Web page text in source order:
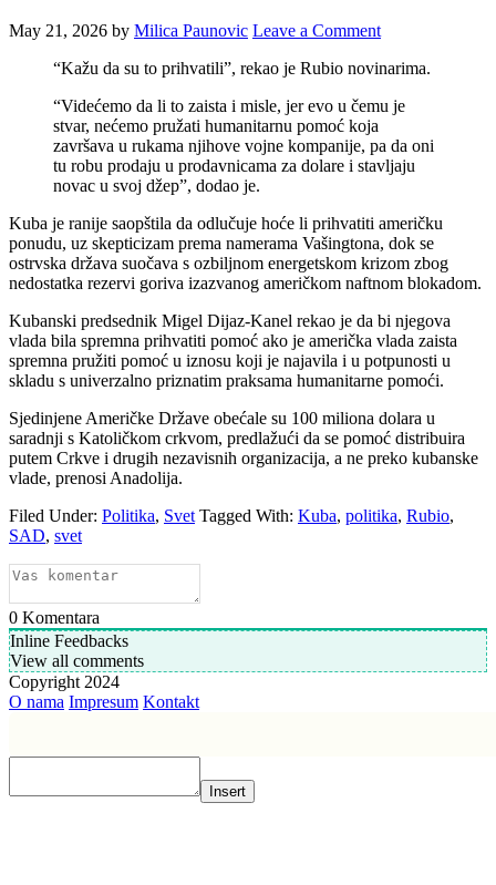
May 21, 2026 by Milica Paunovic Leave a Comment
“Kažu da su to prihvatili”, rekao je Rubio novinarima.
“Videćemo da li to zaista i misle, jer evo u čemu je
stvar, nećemo pružati humanitarnu pomoć koja
završava u rukama njihove vojne kompanije, pa da oni
tu robu prodaju u prodavnicama za dolare i stavljaju
novac u svoj džep”, dodao je.
Kuba je ranije saopštila da odlučuje hoće li prihvatiti američku
ponudu, uz skepticizam prema namerama Vašingtona, dok se
ostrvska država suočava s ozbiljnom energetskom krizom zbog
nedostatka rezervi goriva izazvanog američkom naftnom blokadom.
Kubanski predsednik Migel Dijaz-Kanel rekao je da bi njegova
vlada bila spremna prihvatiti pomoć ako je američka vlada zaista
spremna pružiti pomoć u iznosu koji je najavila i u potpunosti u
skladu s univerzalno priznatim praksama humanitarne pomoći.
Sjedinjene Američke Države obećale su 100 miliona dolara u
saradnji s Katoličkom crkvom, predlažući da se pomoć distribuira
putem Crkve i drugih nezavisnih organizacija, a ne preko kubanske
vlade, prenosi Anadolija.
Filed Under: Politika, Svet Tagged With: Kuba, politika, Rubio,
SAD, svet
0 Komentara
Inline Feedbacks
View all comments
Copyright 2024
O nama Impresum Kontakt
Insert